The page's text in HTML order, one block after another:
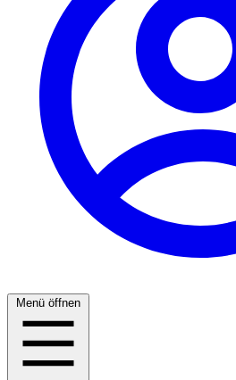
Menü öffnen